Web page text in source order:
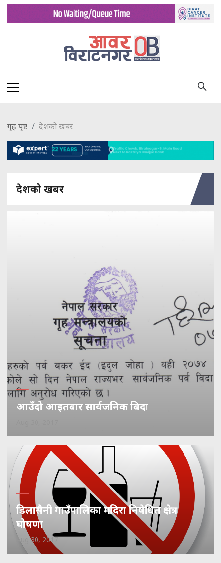
गृह पृष्ट देशको खबर
देशको खबर
आउँदो आइतबार सार्वजनिक बिदा
डिलासैनी गाउँपालिका मदिरा निषेधित क्षेत्र
घोषणा
Aug 30, 2017